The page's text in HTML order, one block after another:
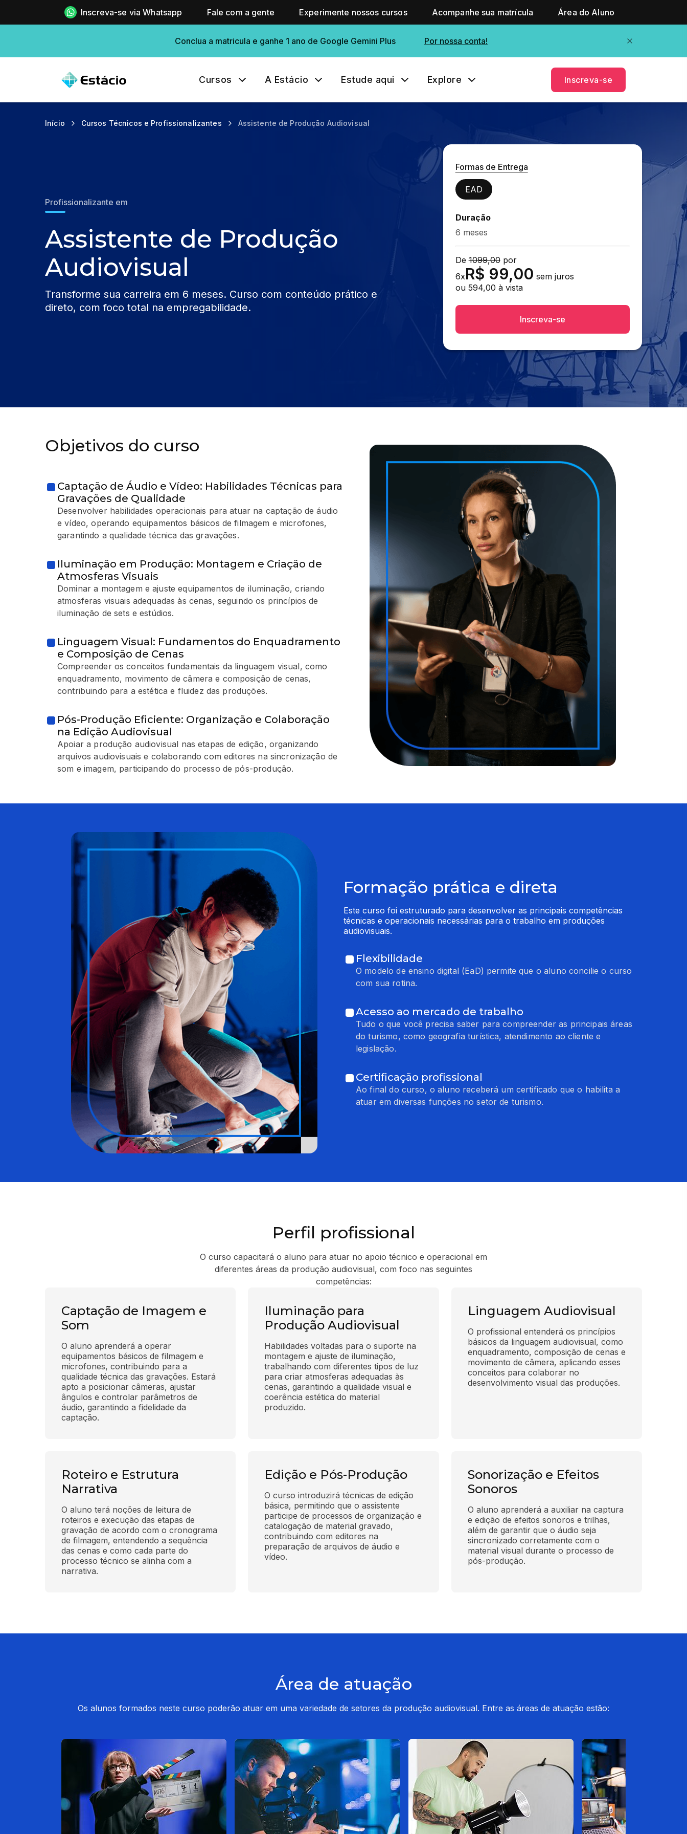
Inscreva-se via Whatsapp Fale com a gente Experimente nossos cursos Acompanhe sua matrícula Área do Aluno
Conclua a matricula e ganhe 1 ano de Google Gemini Plus Por nossa conta!
Cursos A Estácio Estude aqui Explore Inscreva-se
Início Cursos Técnicos e Profissionalizantes Assistente de Produção Audiovisual
Profissionalizante em
Assistente de Produção
Audiovisual
Transforme sua carreira em 6 meses. Curso com conteúdo prático e
direto, com foco total na empregabilidade.
Formas de Entrega
EAD
Duração
6 meses
De1099,00por
6xR$ 99,00 sem juros
ou 594,00 à vista
Inscreva-se
Objetivos do curso
Captação de Áudio e Vídeo: Habilidades Técnicas para
Gravações de Qualidade
Desenvolver habilidades operacionais para atuar na captação de áudio
e vídeo, operando equipamentos básicos de filmagem e microfones,
garantindo a qualidade técnica das gravações.
Iluminação em Produção: Montagem e Criação de
Atmosferas Visuais
Dominar a montagem e ajuste equipamentos de iluminação, criando
atmosferas visuais adequadas às cenas, seguindo os princípios de
iluminação de sets e estúdios.
Linguagem Visual: Fundamentos do Enquadramento
e Composição de Cenas
Compreender os conceitos fundamentais da linguagem visual, como
enquadramento, movimento de câmera e composição de cenas,
contribuindo para a estética e fluidez das produções.
Pós-Produção Eficiente: Organização e Colaboração
na Edição Audiovisual
Apoiar a produção audiovisual nas etapas de edição, organizando
arquivos audiovisuais e colaborando com editores na sincronização de
som e imagem, participando do processo de pós-produção.
Formação prática e direta
Este curso foi estruturado para desenvolver as principais competências
técnicas e operacionais necessárias para o trabalho em produções
audiovisuais.
Flexibilidade
O modelo de ensino digital (EaD) permite que o aluno concilie o curso
com sua rotina.
Acesso ao mercado de trabalho
Tudo o que você precisa saber para compreender as principais áreas
do turismo, como geografia turística, atendimento ao cliente e
legislação.
Certificação profissional
Ao final do curso, o aluno receberá um certificado que o habilita a
atuar em diversas funções no setor de turismo.
Perfil profissional
O curso capacitará o aluno para atuar no apoio técnico e operacional em
diferentes áreas da produção audiovisual, com foco nas seguintes
competências:
Captação de Imagem e
Som
O aluno aprenderá a operar
equipamentos básicos de filmagem e
microfones, contribuindo para a
qualidade técnica das gravações. Estará
apto a posicionar câmeras, ajustar
ângulos e controlar parâmetros de
áudio, garantindo a fidelidade da
captação.
Iluminação para
Produção Audiovisual
Habilidades voltadas para o suporte na
montagem e ajuste de iluminação,
trabalhando com diferentes tipos de luz
para criar atmosferas adequadas às
cenas, garantindo a qualidade visual e
coerência estética do material
produzido.
Linguagem Audiovisual
O profissional entenderá os princípios
básicos da linguagem audiovisual, como
enquadramento, composição de cenas e
movimento de câmera, aplicando esses
conceitos para colaborar no
desenvolvimento visual das produções.
Roteiro e Estrutura
Narrativa
O aluno terá noções de leitura de
roteiros e execução das etapas de
gravação de acordo com o cronograma
de filmagem, entendendo a sequência
das cenas e como cada parte do
processo técnico se alinha com a
narrativa.
Edição e Pós-Produção
O curso introduzirá técnicas de edição
básica, permitindo que o assistente
participe de processos de organização e
catalogação de material gravado,
contribuindo com editores na
preparação de arquivos de áudio e
vídeo.
Sonorização e Efeitos
Sonoros
O aluno aprenderá a auxiliar na captura
e edição de efeitos sonoros e trilhas,
além de garantir que o áudio seja
sincronizado corretamente com o
material visual durante o processo de
pós-produção.
Área de atuação
Os alunos formados neste curso poderão atuar em uma variedade de setores da produção audiovisual. Entre as áreas de atuação estão: